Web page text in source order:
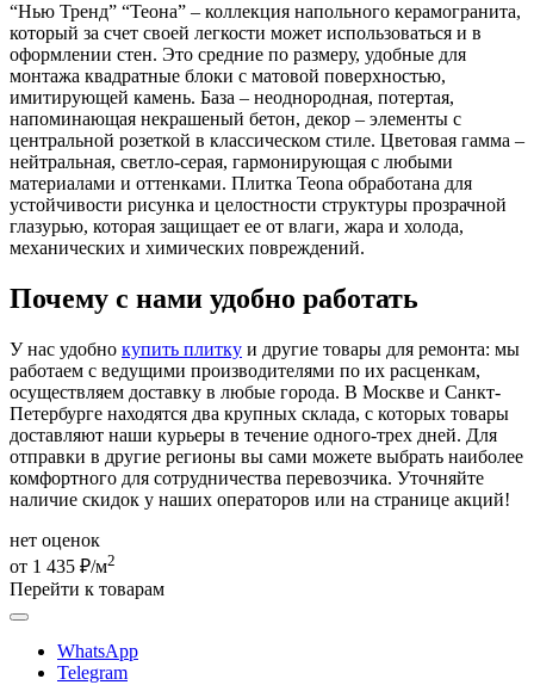
“Нью Тренд” “Теона” – коллекция напольного керамогранита,
который за счет своей легкости может использоваться и в
оформлении стен. Это средние по размеру, удобные для
монтажа квадратные блоки с матовой поверхностью,
имитирующей камень. База – неоднородная, потертая,
напоминающая некрашеный бетон, декор – элементы с
центральной розеткой в классическом стиле. Цветовая гамма –
нейтральная, светло-серая, гармонирующая с любыми
материалами и оттенками. Плитка Teona обработана для
устойчивости рисунка и целостности структуры прозрачной
глазурью, которая защищает ее от влаги, жара и холода,
механических и химических повреждений.
Почему с нами удобно работать
У нас удобно купить плитку и другие товары для ремонта: мы
работаем с ведущими производителями по их расценкам,
осуществляем доставку в любые города. В Москве и Санкт-
Петербурге находятся два крупных склада, с которых товары
доставляют наши курьеры в течение одного-трех дней. Для
отправки в другие регионы вы сами можете выбрать наиболее
комфортного для сотрудничества перевозчика. Уточняйте
наличие скидок у наших операторов или на странице акций!
нет оценок
от 1 435 ₽/м2
Перейти к товарам
WhatsApp
Telegram